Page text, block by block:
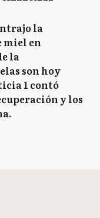
la
miel en
la
son hoy
1 contó
y los